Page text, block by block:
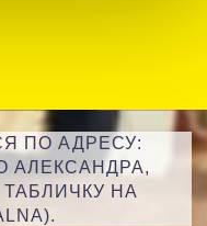
ПО АДРЕСУ:
АЛЕКСАНДРА,
ТАБЛИЧКУ НА